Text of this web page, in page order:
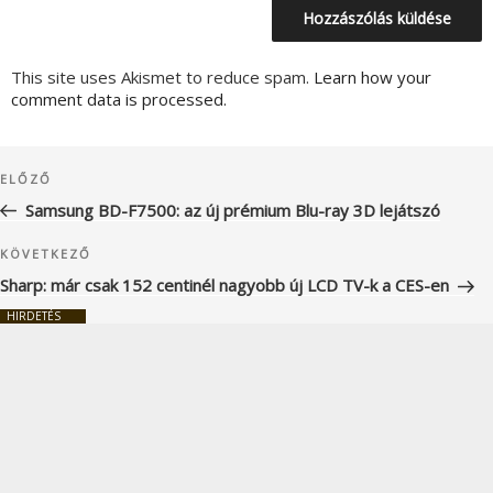
This site uses Akismet to reduce spam. Learn how your
comment data is processed.
navigáció
Korábbi
bejegyzés
ELŐZŐ
Samsung BD-F7500: az új prémium Blu-ray 3D lejátszó
Következő
bejegyzés
KÖVETKEZŐ
Sharp: már csak 152 centinél nagyobb új LCD TV-k a CES-en
HIRDETÉS